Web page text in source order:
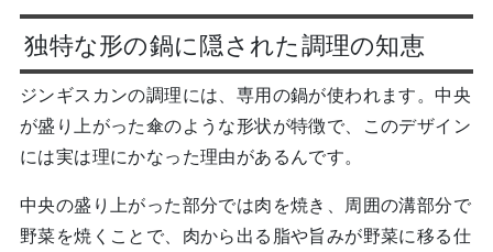
独特な形の鍋に隠された調理の知恵
ジンギスカンの調理には、専用の鍋が使われます。中央
が盛り上がった傘のような形状が特徴で、このデザイン
には実は理にかなった理由があるんです。
中央の盛り上がった部分では肉を焼き、周囲の溝部分で
野菜を焼くことで、肉から出る脂や旨みが野菜に移る仕